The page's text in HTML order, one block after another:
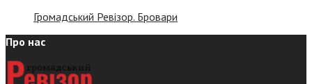
Громадський Ревізор. Бровари
Про нас